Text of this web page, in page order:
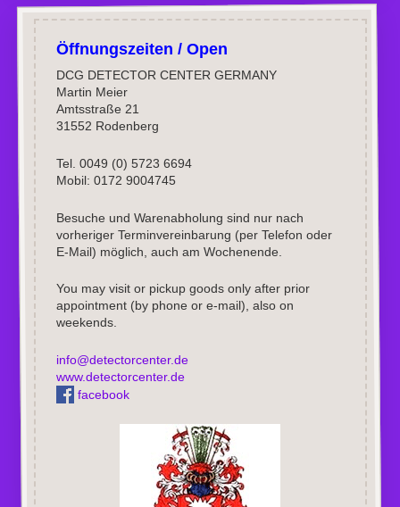
Öffnungszeiten / Open
DCG DETECTOR CENTER GERMANY
Martin Meier
Amtsstraße 21
31552 Rodenberg
Tel. 0049 (0) 5723 6694
Mobil: 0172 9004745
Besuche und Warenabholung sind nur nach
vorheriger Terminvereinbarung (per Telefon oder
E-Mail) möglich, auch am Wochenende.
You may visit or pickup goods only after prior
appointment (by phone or e-mail), also on
weekends.
info@detectorcenter.de
www.detectorcenter.de
facebook